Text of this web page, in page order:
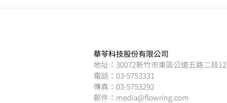
華苓科技股份有限公司
地址：30072新竹市東區公道五路二段
電話：03-5753331
傳真：03-5753292
郵件：media@flowring.com